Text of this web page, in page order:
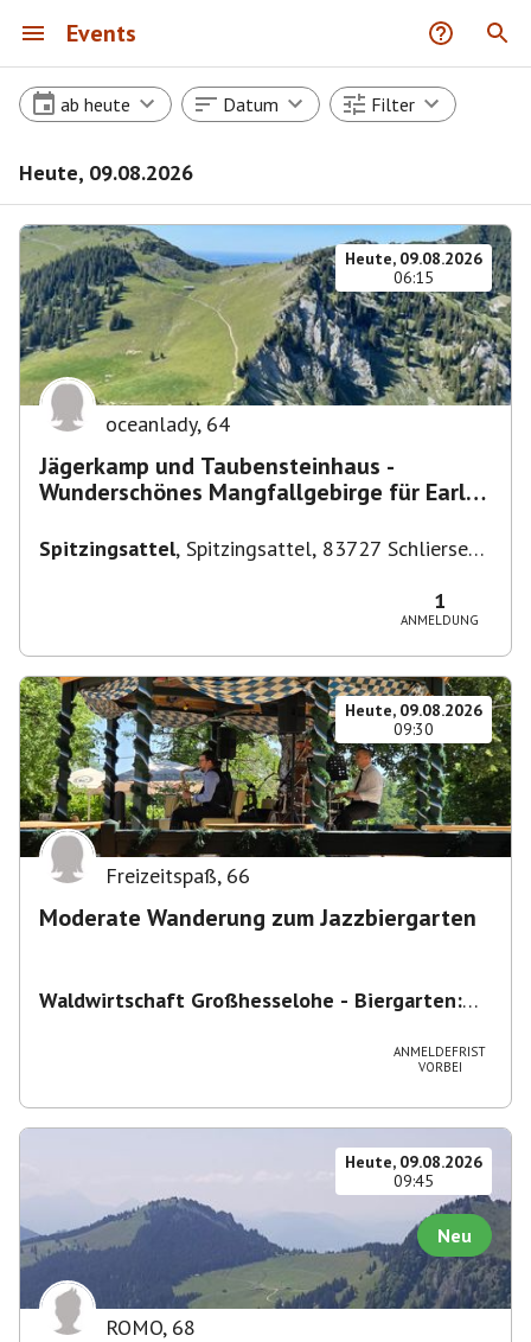
Events
ab heute Datum Filter
Heute, 09.08.2026
Heute, 09.08.2026
06:15
oceanlady, 64
Jägerkamp und Taubensteinhaus -
Wunderschönes Mangfallgebirge für Early
Spitzingsattel, Spitzingsattel, 83727 Schliersee,
1
ANMELDUNG
Heute, 09.08.2026
09:30
Freizeitspaß, 66
Moderate Wanderung zum Jazzbiergarten
Waldwirtschaft Großhesselohe - Biergarten:
Georg-Kalb-
ANMELDEFRIST
VORBEI
Heute, 09.08.2026
09:45
Neu
ROMO, 68